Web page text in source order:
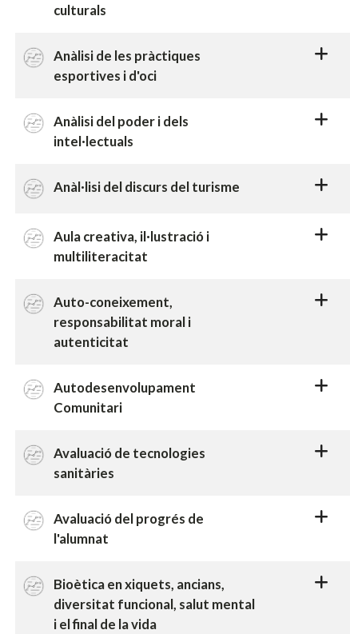
culturals
Anàlisi de les pràctiques
esportives i d'oci
Anàlisi del poder i dels
intel·lectuals
Anàl·lisi del discurs del turisme
Aula creativa, il·lustració i
multiliteracitat
Auto-coneixement,
responsabilitat moral i
autenticitat
Autodesenvolupament
Comunitari
Avaluació de tecnologies
sanitàries
Avaluació del progrés de
l'alumnat
Bioètica en xiquets, ancians,
diversitat funcional, salut mental
i el final de la vida